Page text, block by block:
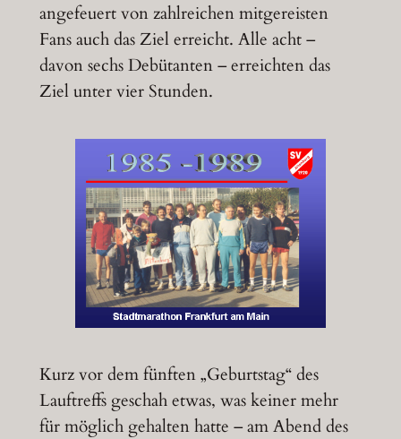
angefeuert von zahlreichen mitgereisten
Fans auch das Ziel erreicht. Alle acht –
davon sechs Debütanten – erreichten das
Ziel unter vier Stunden.
Kurz vor dem fünften „Geburtstag“ des
Lauftreffs geschah etwas, was keiner mehr
für möglich gehalten hatte – am Abend des